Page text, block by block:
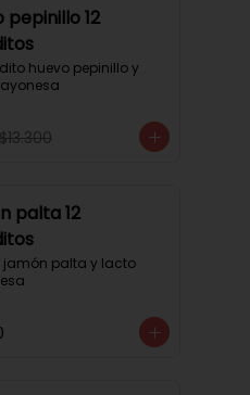
pepinillo 12
huevo pepinillo y
$13.300
palta 12
jamón palta y lacto